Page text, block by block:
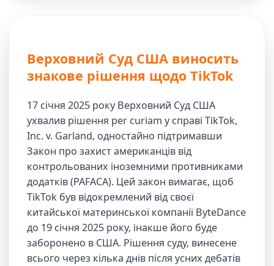
Верховний Суд США виносить
знакове рішення щодо TikTok
17 січня 2025 року Верховний Суд США
ухвалив рішення per curiam у справі TikTok,
Inc. v. Garland, одностайно підтримавши
Закон про захист американців від
контрольованих іноземними противниками
додатків (PAFACA). Цей закон вимагає, щоб
TikTok був відокремлений від своєї
китайської материнської компанії ByteDance
до 19 січня 2025 року, інакше його буде
заборонено в США. Рішення суду, винесене
всього через кілька днів після усних дебатів